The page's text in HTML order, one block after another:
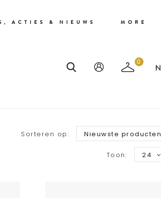
ACTIES & NIEUWS MORE
0
Sorteren op: Nieuwste producten
Toon: 24